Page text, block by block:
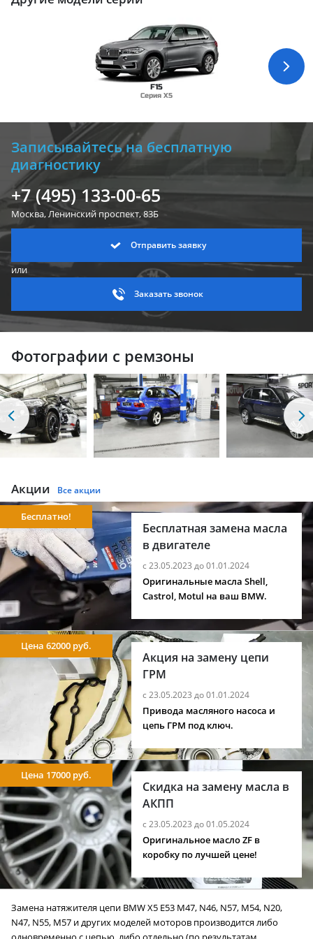
F15
Серия X5
Записывайтесь на бесплатную
диагностику
+7 (495) 133-00-65
Москва, Ленинскийпроспект, 83Б
Отправить заявку
или
Заказать звонок
Фотографии с ремзоны
Акции Все акции
Бесплатная замена масла
в двигателе
с 23.05.2023 до 01.01.2024
Бесплатно!
Оригинальные масла Shell,
Castrol, Motul на ваш BMW.
Акция на замену цепи
ГРМ
с 23.05.2023 до 01.01.2024
Цена 62000 руб.
Привода масляного насоса и
цепь ГРМ под ключ.
Скидка на замену масла в
АКПП
с 23.05.2023 до 01.05.2024
Цена 17000 руб.
Оригинальное масло ZF в
коробку по лучшей цене!
Замена натяжителя цепи BMW X5 E53 M47, N46, N57, M54, N20,
N47, N55, M57 и других моделей моторов производится либо